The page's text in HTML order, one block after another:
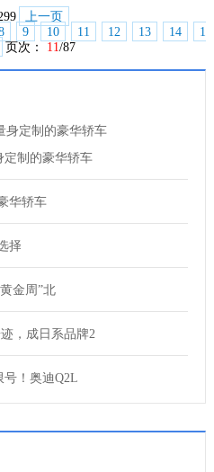
上一页
9 10 11 12 13 14
15
页次： 11/87
制的豪华轿车
华轿车
择
金周”北
，成日系品牌2
！奥迪Q2L